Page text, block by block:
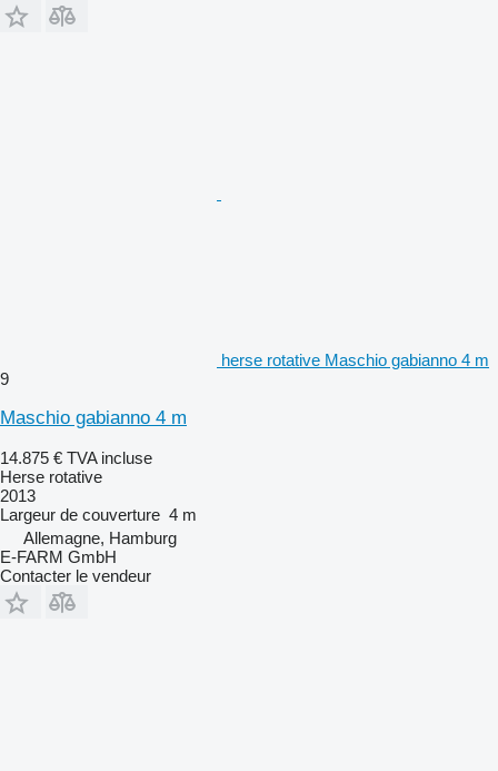
herse rotative Maschio gabianno 4 m
9
Maschio gabianno 4 m
14.875 € TVA incluse
Herse rotative
2013
Largeur de couverture 4 m
Allemagne, Hamburg
E-FARM GmbH
Contacter le vendeur